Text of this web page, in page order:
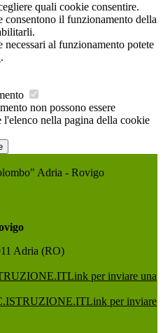
quali cookie consentire.
consentono il funzionamento della
al funzionamento potete
.
non possono essere
nella pagina della cookie
Adria - Rovigo
Adria (RO)
Link per inviare una
Link per inviare